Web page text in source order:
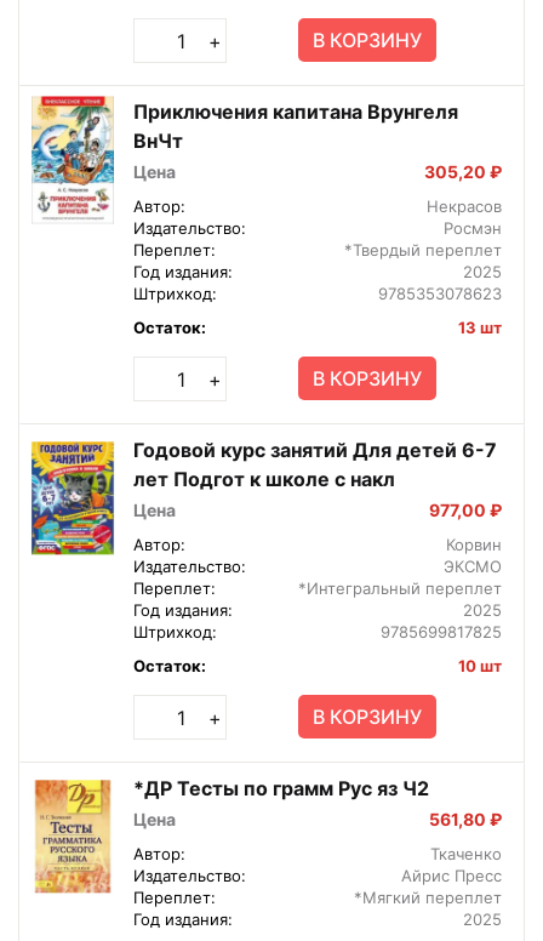
+ В КОРЗИНУ
Приключения капитана Врунгеля
ВнЧт
Цена 305,20 ₽
Автор:
Некрасов
Издательство:
Росмэн
Переплет:
*Твердый переплет
Год издания:
2025
Штрихкод:
9785353078623
Остаток:
13 шт
+ В КОРЗИНУ
Годовой курс занятий Для детей 6-7
лет Подгот к школе с накл
Цена 977,00 ₽
Автор:
Корвин
Издательство:
ЭКСМО
Переплет:
*Интегральный переплет
Год издания:
2025
Штрихкод:
9785699817825
Остаток:
10 шт
+ В КОРЗИНУ
*ДР Тесты по грамм Рус яз Ч2
Цена 561,80 ₽
Автор:
Ткаченко
Издательство:
Айрис Пресс
Переплет:
*Мягкий переплет
Год издания:
2025